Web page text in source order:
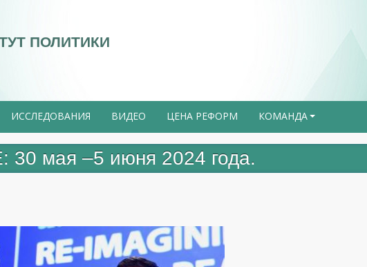
ПОЛИТИКИ
ИССЛЕДОВАНИЯ ВИДЕО ЦЕНА РЕФОРМ +
КОМАНДА
мая –5 июня 2024 года.